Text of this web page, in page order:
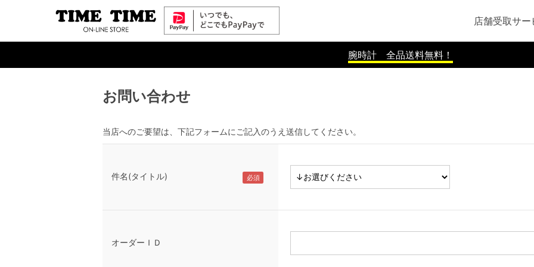
店舗受取サー
腕時計 全品送料無料！
お問い合わせ
当店へのご要望は、下記フォームにご記入のうえ送信してください。
件名(タイトル)
オーダーＩＤ